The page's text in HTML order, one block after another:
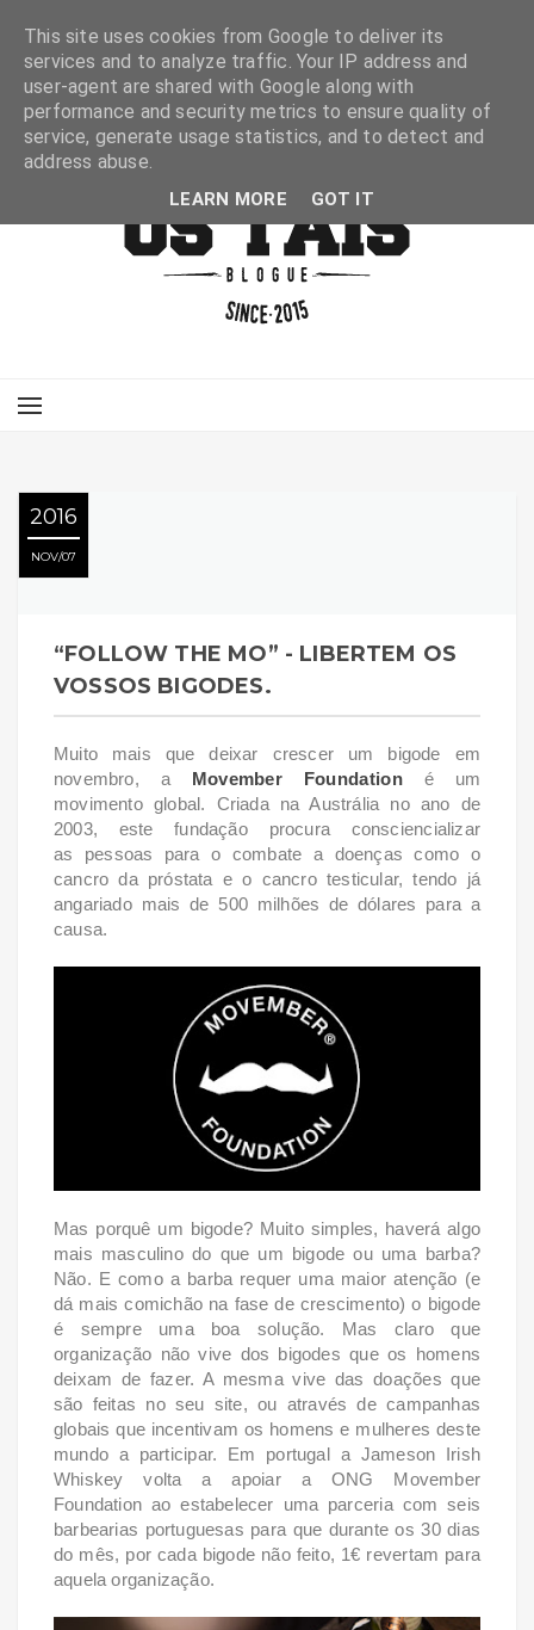
2016
NOV 07
“FOLLOW THE MO” - LIBERTEM OS
VOSSOS BIGODES.
Muito mais que deixar crescer um bigode em
novembro, a Movember Foundationé um
movimento global. Criada na Austrália no ano de
2003, este fundação procura consciencializar
as pessoas para o combate a doenças como o
cancro da próstata e o cancro testicular, tendo já
angariado mais de 500 milhões de dólares para a
causa.
Mas porquê um bigode? Muito simples, haverá algo
mais masculino do que um bigode ou uma barba?
Não. E como a barba requer uma maior atenção (e
dá mais comichão na fase de crescimento) o bigode
é sempre uma boa solução. Mas claro que
organização não vive dos bigodes que os homens
deixam de fazer. A mesma vive das doações que
são feitas no seu site, ou através de campanhas
globais que incentivam os homens e mulheres deste
mundo a participar. Em portugal aJameson Irish
Whiskey volta a apoiar a ONG Movember
Foundation ao estabelecer uma parceria com seis
barbearias portuguesas para que durante os 30 dias
do mês, por cada bigode não feito, 1€ revertam para
aquela organização.
This site uses cookies from Google to deliver its
services and to analyze traffic. Your IP address and
user-agent are shared with Google along with
performance and security metrics to ensure quality of
service, generate usage statistics, and to detect and
address abuse.
LEARN MORE GOT IT